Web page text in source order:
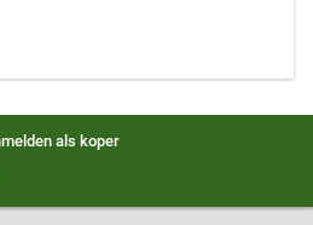
als koper